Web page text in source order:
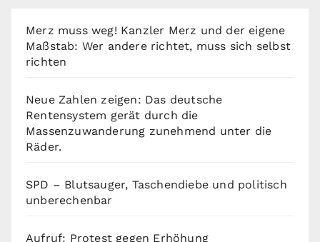
Merz muss weg! Kanzler Merz und der eigene
Maßstab: Wer andere richtet, muss sich selbst
richten
Neue Zahlen zeigen: Das deutsche
Rentensystem gerät durch die
Massenzuwanderung zunehmend unter die
Räder.
SPD – Blutsauger, Taschendiebe und politisch
unberechenbar
Aufruf: Protest gegen Erhöhung